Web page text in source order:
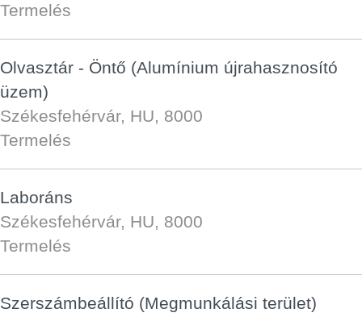
Termelés
Olvasztár - Öntő (Alumínium újrahasznosító
üzem)
Székesfehérvár, HU, 8000
Termelés
Laboráns
Székesfehérvár, HU, 8000
Termelés
Szerszámbeállító (Megmunkálási terület)